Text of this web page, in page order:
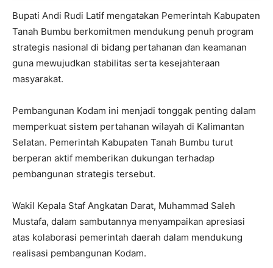
Bupati Andi Rudi Latif mengatakan Pemerintah Kabupaten
Tanah Bumbu berkomitmen mendukung penuh program
strategis nasional di bidang pertahanan dan keamanan
guna mewujudkan stabilitas serta kesejahteraan
masyarakat.
Pembangunan Kodam ini menjadi tonggak penting dalam
memperkuat sistem pertahanan wilayah di Kalimantan
Selatan. Pemerintah Kabupaten Tanah Bumbu turut
berperan aktif memberikan dukungan terhadap
pembangunan strategis tersebut.
Wakil Kepala Staf Angkatan Darat, Muhammad Saleh
Mustafa, dalam sambutannya menyampaikan apresiasi
atas kolaborasi pemerintah daerah dalam mendukung
realisasi pembangunan Kodam.